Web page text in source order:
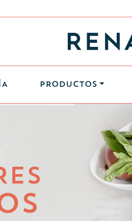
PRODUCTOS